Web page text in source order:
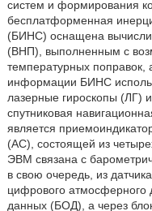
систем и формирования
бесплатформенная
(БИНС) оснащена
(ВНП), выполненным с
температурных поправок,
информации БИНС
лазерные гироскопы (ЛГ)
спутниковая
является
(АС), состоящей из
ЭВМ связана с
в свою очередь, из
цифрового атмосферного
данных (БОД), а через